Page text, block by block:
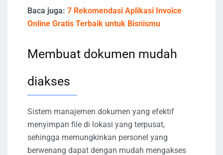
Baca juga: 7 Rekomendasi Aplikasi Invoice
Online Gratis Terbaik untuk Bisnismu
Membuat dokumen mudah
diakses
Sistem manajemen dokumen yang efektif
menyimpan file di lokasi yang terpusat,
sehingga memungkinkan personel yang
berwenang dapat dengan mudah mengakses